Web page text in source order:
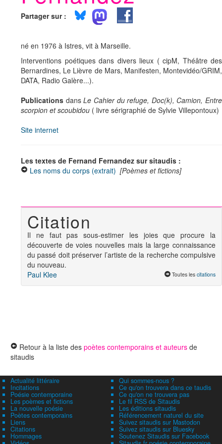
Partager sur :
né en 1976 à Istres, vit à Marseille.
Interventions poétiques dans divers lieux ( cipM, Théâtre des
Bernardines, Le Lièvre de Mars, Manifesten, Montevidéo/GRIM,
DATA, Radio Galère...).
Publications dansLe Cahier du refuge, Doc(k), Camion, Entre
scorpion et scoubidou ( livre sérigraphié de Sylvie Villepontoux)
Site internet
Les textes de Fernand Fernandez sur sitaudis :
Les noms du corps (extrait) [Poèmes et fictions]
Citation
Il ne faut pas sous-estimer les joies que procure la
découverte de voies nouvelles mais la large connaissance
du passé doit préserver l’artiste de la recherche compulsive
du nouveau.
Paul Klee
Toutes les citations
Retour à la liste des poètes contemporains et auteurs de
sitaudis
Actualité littéraire
Incitations
Poésie contemporaine
Les poèmes et fictions
La nouvelle poésie
Poètes contemporains
Liens
Citations
Hommages
Qui sommes-nous ?
Ce qu'on trouvera dans ce taudis
Ce qu'on ne trouvera pas
Le fil RSS de Sitaudis
Les éditions sitaudis
Référencement naturel du site
Suivez sitaudis sur Mastodon
Suivez sitaudis sur Bluesky
Soutenez Sitaudis sur Facebook